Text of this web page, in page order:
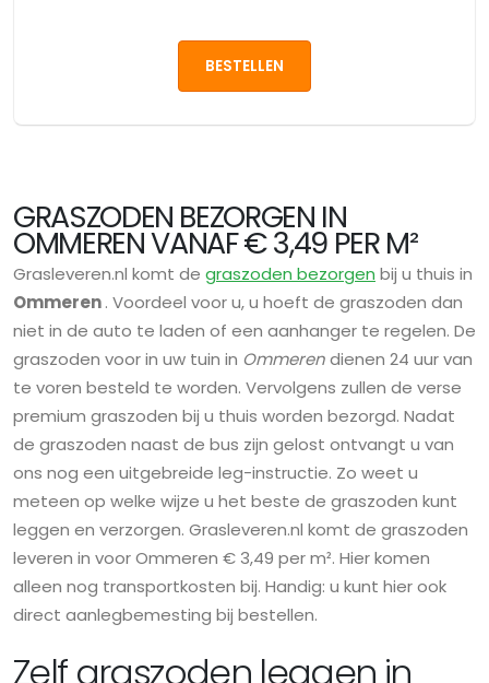
BESTELLEN
GRASZODEN BEZORGEN IN
OMMEREN VANAF € 3,49 PER M²
Grasleveren.nl komt de graszoden bezorgen bij u thuis in
Ommeren. Voordeel voor u, u hoeft de graszoden dan
niet in de auto te laden of een aanhanger te regelen. De
graszoden voor in uw tuin in Ommerendienen 24 uur van
te voren besteld te worden. Vervolgens zullen de verse
premium graszoden bij u thuis worden bezorgd. Nadat
de graszoden naast de bus zijn gelost ontvangt u van
ons nog een uitgebreide leg-instructie. Zo weet u
meteen op welke wijze u het beste de graszoden kunt
leggen en verzorgen. Grasleveren.nl komt de graszoden
leveren in voor Ommeren € 3,49 per m². Hier komen
alleen nog transportkosten bij. Handig: u kunt hier ook
direct aanlegbemesting bij bestellen.